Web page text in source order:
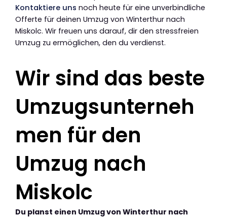
Kontaktiere uns noch heute für eine unverbindliche
Offerte für deinen Umzug von Winterthur nach
Miskolc. Wir freuen uns darauf, dir den stressfreien
Umzug zu ermöglichen, den du verdienst.
Wir sind das beste
Umzugsunterneh
men für den
Umzug nach
Miskolc
Du planst einen Umzug von Winterthur nach